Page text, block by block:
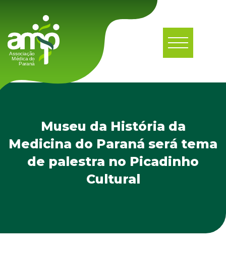
Museu da História da
Medicina do Paraná será tema
de palestra no Picadinho
Cultural